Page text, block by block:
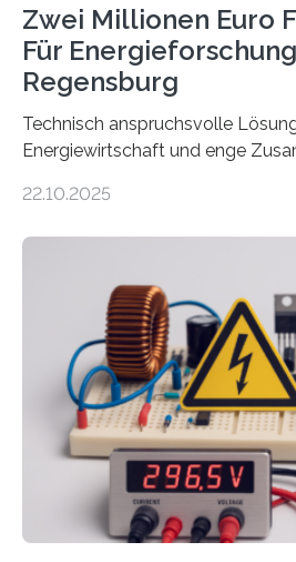
Zwei Millionen Euro
Für
Regensburg
Technisch anspruchsvolle
Energiewirtschaft und enge
neuen EU-geförderten Transfer-
Energietechnologien werden
Sozialfonds Plus (ESF+)
Gesamtsumme von mehr als
Damit zählt die Hochschule zu
Gewinnerinnen der aktuellen
Bayerischen
Mittelpunkt steht der direkte
wissenschaftliche Erkenntnisse
22.10.2025